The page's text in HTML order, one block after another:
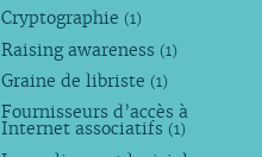
Cryptographie (1)
Raising awareness (1)
Graine de libriste (1)
Fournisseurs d’accès à
Internet associatifs (1)